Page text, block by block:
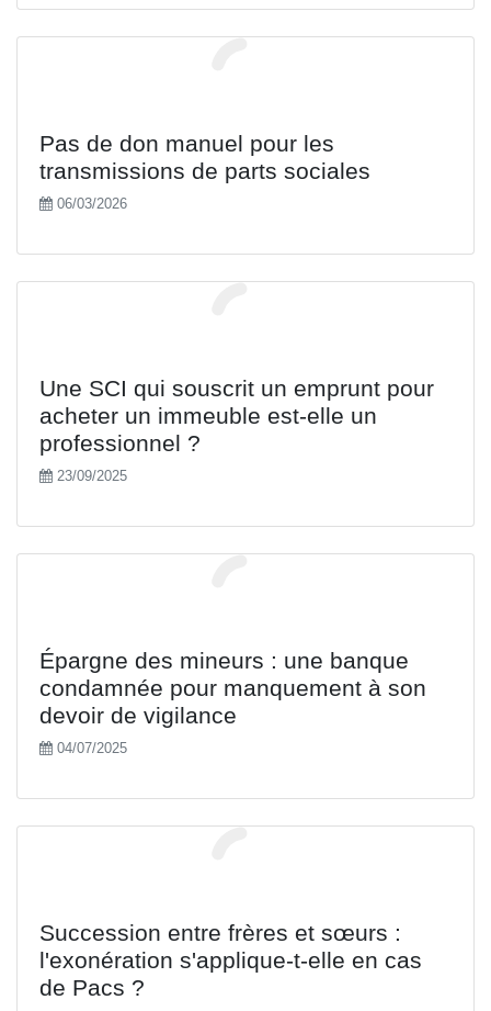
Pas de don manuel pour les
transmissions de parts sociales
06/03/2026
Une SCI qui souscrit un emprunt pour
acheter un immeuble est-elle un
professionnel ?
23/09/2025
Épargne des mineurs : une banque
condamnée pour manquement à son
devoir de vigilance
04/07/2025
Succession entre frères et sœurs :
l'exonération s'applique-t-elle en cas
de Pacs ?